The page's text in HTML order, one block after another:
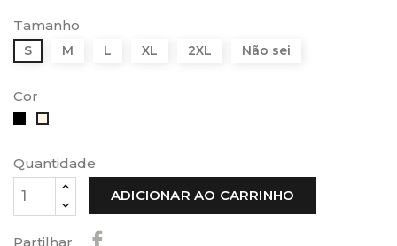
Tamanho
S M L XL 2XL Não sei
Cor
PretoLatte
Quantidade
ADICIONAR AO CARRINHO
Partilhar